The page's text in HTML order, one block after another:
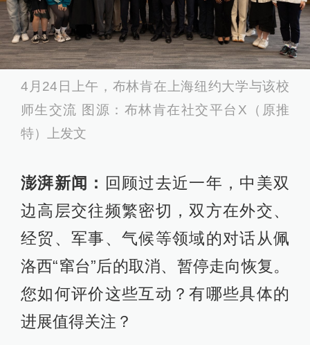
4月24日上午，布林肯在上海纽约大学与该校
师生交流 图源：布林肯在社交平台X（原推
特）上发文
澎湃新闻： 回顾过去近一年，中美双
边高层交往频繁密切，双方在外交、
经贸、军事、气候等领域的对话从佩
洛西“窜台”后的取消、暂停走向恢复。
您如何评价这些互动？有哪些具体的
进展值得关注？